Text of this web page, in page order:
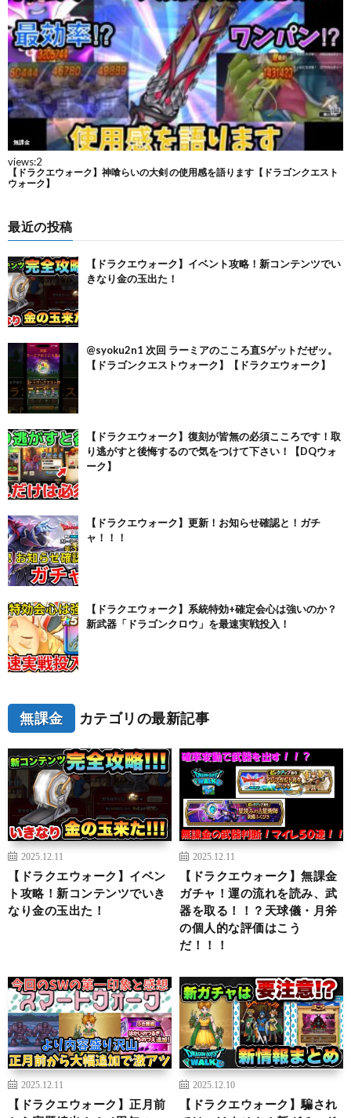
最近の投稿
【ドラクエウォーク】イベント攻略！新コンテンツでい
きなり金の玉出た！
@syoku2n1 次回 ラーミアのこころ直Sゲットだぜッ。
【ドラゴンクエストウォーク】【ドラクエウォーク】
【ドラクエウォーク】復刻が皆無の必須こころです！取
り逃がすと後悔するので気をつけて下さい！【DQウォ
ーク】
【ドラクエウォーク】更新！お知らせ確認と！ガチ
ャ！！！
【ドラクエウォーク】系統特効+確定会心は強いのか？
新武器「ドラゴンクロウ」を最速実戦投入！
無課金 カテゴリの最新記事
2025.12.11
【ドラクエウォーク】イベン
ト攻略！新コンテンツでいき
なり金の玉出た！
2025.12.11
【ドラクエウォーク】無課金
ガチャ！運の流れを読み、武
器を取る！！？天球儀・月斧
の個人的な評価はこう
だ！！！
2025.12.11
【ドラクエウォーク】正月前
2025.12.10
【ドラクエウォーク】騙され